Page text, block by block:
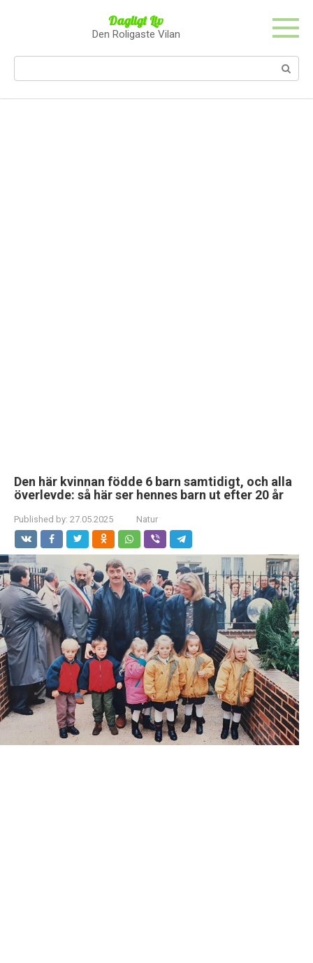
Dagligt Liv
Den Roligaste Vilan
Den här kvinnan födde 6 barn samtidigt, och alla
överlevde: så här ser hennes barn ut efter 20 år
Published by: 27.05.2025 Natur